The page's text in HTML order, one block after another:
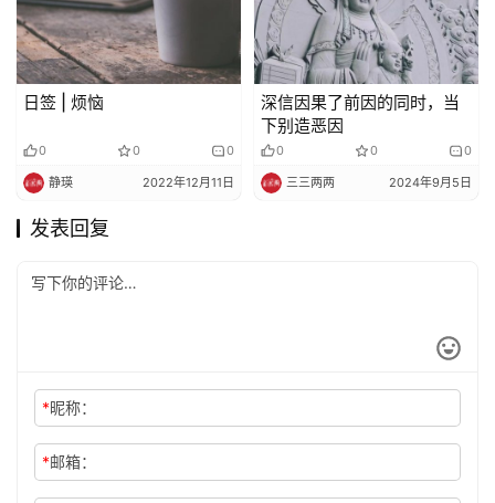
日签 | 烦恼
0 0 0
静瑛 2022年12月11日
深信因果了前因的同时，当
下别造恶因
0 0 0
三三两两 2024年9月5日
发表回复
*昵称：
*邮箱：